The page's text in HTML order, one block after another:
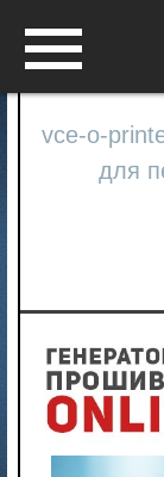
vce-o-
для